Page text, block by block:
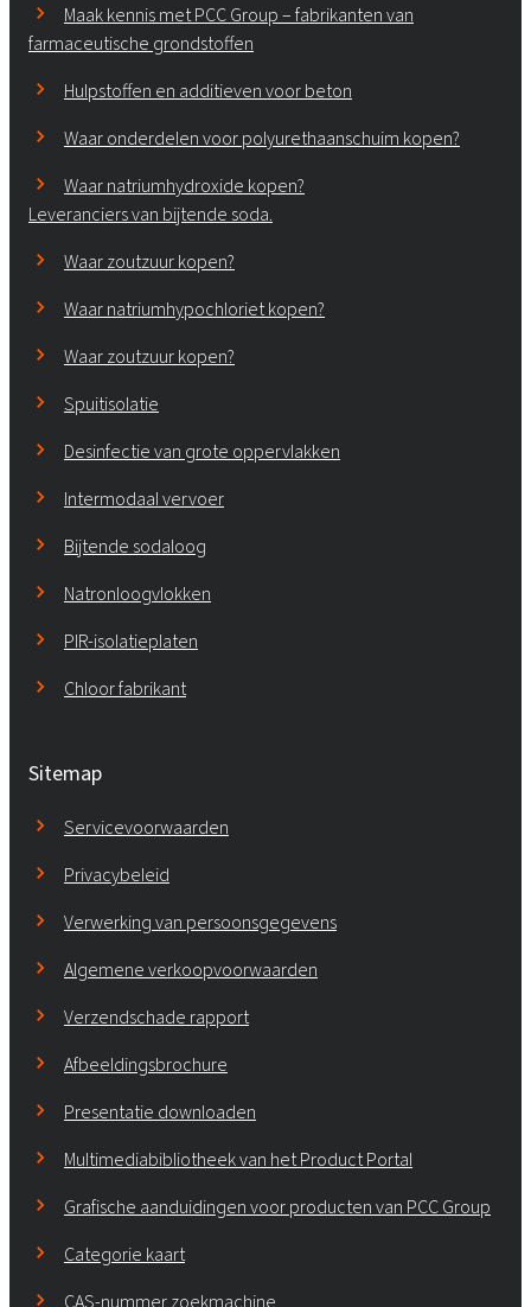
Maak kennis met PCC Group – fabrikanten van
farmaceutische grondstoffen
Hulpstoffen en additieven voor beton
Waar onderdelen voor polyurethaanschuim kopen?
Waar natriumhydroxide kopen?
Leveranciers van bijtende soda.
Waar zoutzuur kopen?
Waar natriumhypochloriet kopen?
Waar zoutzuur kopen?
Spuitisolatie
Desinfectie van grote oppervlakken
Intermodaal vervoer
Bijtende sodaloog
Natronloogvlokken
PIR-isolatieplaten
Chloor fabrikant
Sitemap
Servicevoorwaarden
Privacybeleid
Verwerking van persoonsgegevens
Algemene verkoopvoorwaarden
Verzendschade rapport
Afbeeldingsbrochure
Presentatie downloaden
Multimediabibliotheek van het Product Portal
Grafische aanduidingen voor producten van PCC Group
Categorie kaart
CAS-nummer zoekmachine